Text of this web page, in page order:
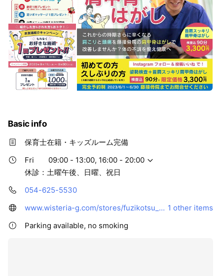
Basic info
保育士在籍・キッズルーム完備
Fri
09:00 - 13:00, 16:00 - 20:00
休診：土曜午後、日曜、祝日
054-625-5530
www.wisteria-g.com/stores/fuzikotsu_shimizu/ 1 other items
Parking available, no smoking